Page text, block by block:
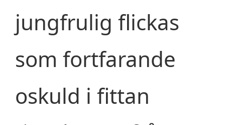
jungfrulig flickas
som fortfarande
oskuld i fittan